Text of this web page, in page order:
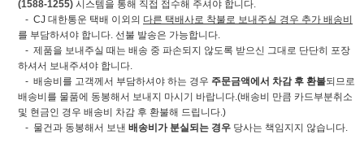
(1588-1255) 시스템을 통해 직접 접수해 주셔야 합니다.
- CJ 대한통운 택배 이외의 다른 택배사로 착불로 보내주실 경우 추가 배송비
를 부담하셔야 합니다. 선불 발송은 가능합니다.
- 제품을 보내주실 때는 배송 중 파손되지 않도록 받으신 그대로 단단히 포장
하셔서 보내주셔야 합니다.
- 배송비를 고객께서 부담하셔야 하는 경우 주문금액에서 차감 후 환불되므로
배송비를 물품에 동봉해서 보내지 마시기 바랍니다.(배송비 만큼 카드부분취소
및 현금인 경우 배송비 차감 후 환불해 드립니다.)
- 물건과 동봉해서 보낸 배송비가 분실되는 경우 당사는 책임지지 않습니다.